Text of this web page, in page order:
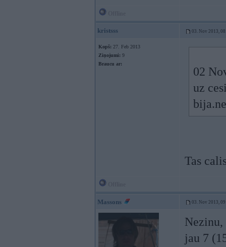
kristsss 03. Nov 2013,
Kopš: 27. Feb 2013
Ziņojumi: 9
Braucu ar:
02
uz
Tas
Massons 03. Nov 2013,
jau 7